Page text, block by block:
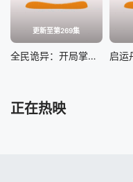
更新至第269集
全民诡异：开局掌握零元购动态漫
正在热映